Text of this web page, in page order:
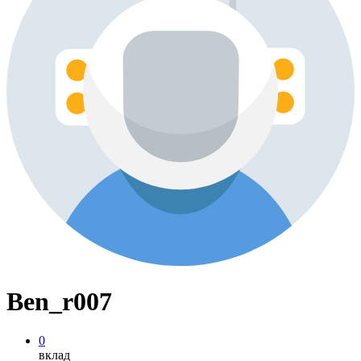
Ben_r007
0
вклад